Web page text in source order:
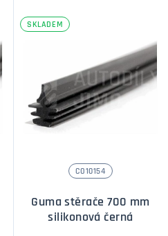
SKLADEM
CO10154
Guma stěrače 700 mm
silikonová černá